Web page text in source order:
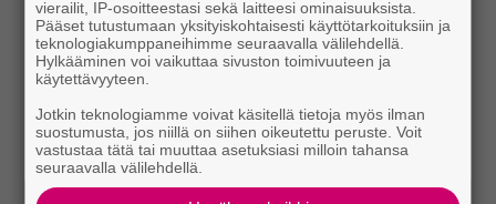
vierailit, IP-osoitteestasi sekä laitteesi ominaisuuksista.
Pääset tutustumaan yksityiskohtaisesti käyttötarkoituksiin ja
teknologiakumppaneihimme seuraavalla välilehdellä.
Hylkääminen voi vaikuttaa sivuston toimivuuteen ja
käytettävyyteen.
Jotkin teknologiamme voivat käsitellä tietoja myös ilman
suostumusta, jos niillä on siihen oikeutettu peruste. Voit
vastustaa tätä tai muuttaa asetuksiasi milloin tahansa
seuraavalla välilehdellä.